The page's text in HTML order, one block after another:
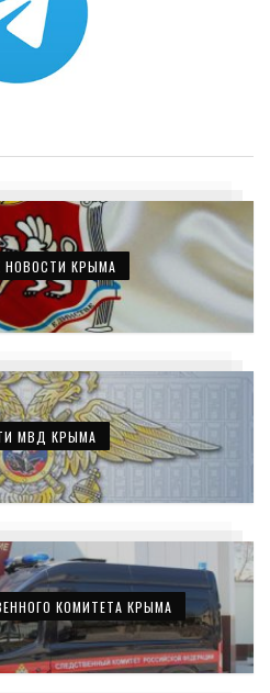
НОВОСТИ КРЫМА
МВД КРЫМА
КОМИТЕТА КРЫМА